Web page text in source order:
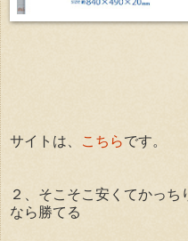
サイトは、 こちらです。
２、そこそこ安くてかっ
なら勝てる